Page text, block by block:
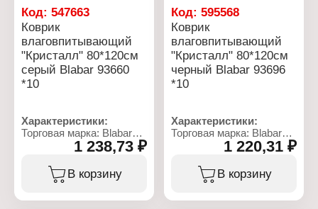
Код: 547663
Коврик
влаговпитывающий
"Кристалл" 80*120см
серый Blabar 93660
*10
Характеристики:
Торговая марка: Blabar
Артикул: 93660
Тип товара: Коврик
Вариация:
1 238,73 ₽
В корзину
Код:595568
Коврик
влаговпитывающий
"Кристалл" 80*120см
черный Blabar 93696
*10
Характеристики:
Торговая марка: Blabar
Артикул: 93696
Тип товара: Коврик
Вариация:
1 220,31 ₽
В корзину